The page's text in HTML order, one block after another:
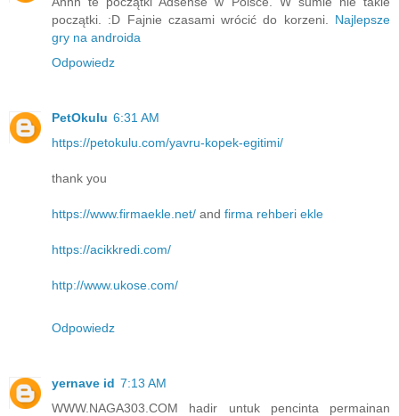
początki. :D Fajnie czasami wrócić do korzeni. Najlepsze
gry na androida
Odpowiedz
PetOkulu 6:31 AM
https://petokulu.com/yavru-kopek-egitimi/
thank you
https://www.firmaekle.net/ and firma rehberi ekle
https://acikkredi.com/
http://www.ukose.com/
Odpowiedz
yernave id 7:13 AM
WWW.NAGA303.COM hadir untuk pencinta permainan